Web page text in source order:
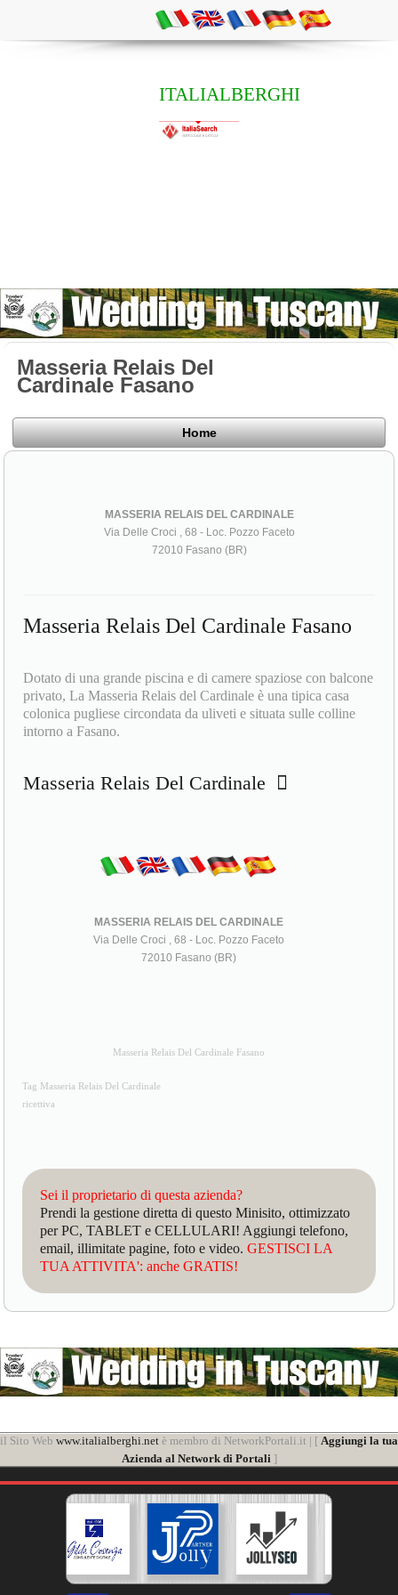
ITALIALBERGHI
Masseria Relais Del
Cardinale Fasano
Home
MASSERIA RELAIS DEL CARDINALE
Via Delle Croci , 68 - Loc. Pozzo Faceto
72010 Fasano (BR)
Masseria Relais Del Cardinale Fasano
Dotato di una grande piscina e di camere spaziose con balcone
privato, La Masseria Relais del Cardinale è una tipica casa
colonica pugliese circondata da uliveti e situata sulle colline
intorno a Fasano.
Masseria Relais Del Cardinale
MASSERIA RELAIS DEL CARDINALE
Via Delle Croci , 68 - Loc. Pozzo Faceto
72010 Fasano (BR)
Masseria Relais Del Cardinale Fasano
Tag Masseria Relais Del Cardinale
ricettiva
Sei il proprietario di questa azienda?
Prendi la gestione diretta di questo Minisito, ottimizzato
per PC, TABLET e CELLULARI! Aggiungi telefono,
email, illimitate pagine, foto e video.GESTISCI LA
TUA ATTIVITA': anche GRATIS!
il Sito Web www.italialberghi.net è membro di NetworkPortali.it | [ Aggiungi la tua
Azienda al Network di Portali]